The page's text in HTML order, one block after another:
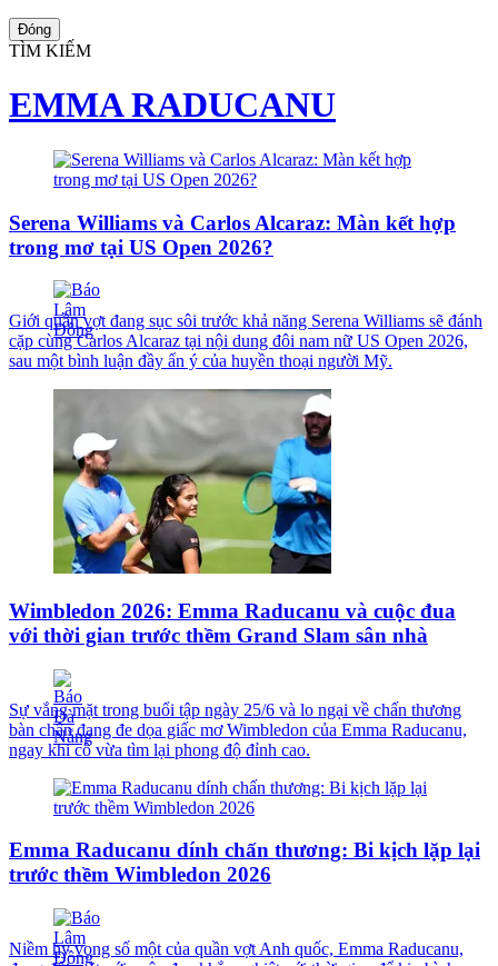
Đóng
TÌM KIẾM
EMMA RADUCANU
Serena Williams và Carlos Alcaraz: Màn kết hợp
trong mơ tại US Open 2026?
Giới quần vợt đang sục sôi trước khả năng Serena Williams sẽ đánh
cặp cùng Carlos Alcaraz tại nội dung đôi nam nữ US Open 2026,
sau một bình luận đầy ẩn ý của huyền thoại người Mỹ.
Wimbledon 2026: Emma Raducanu và cuộc đua
với thời gian trước thềm Grand Slam sân nhà
Sự vắng mặt trong buổi tập ngày 25/6 và lo ngại về chấn thương
bàn chân đang đe dọa giấc mơ Wimbledon của Emma Raducanu,
ngay khi cô vừa tìm lại phong độ đỉnh cao.
Emma Raducanu dính chấn thương: Bi kịch lặp lại
trước thềm Wimbledon 2026
Niềm hy vọng số một của quần vợt Anh quốc, Emma Raducanu,